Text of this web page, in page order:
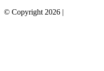
© Copyright 2026 |